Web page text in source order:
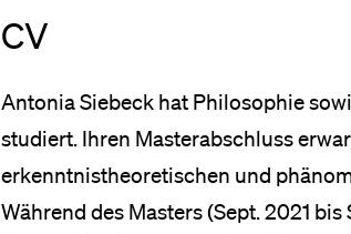
CV
Antonia Siebeck hat Philosophie
studiert. Ihren Masterabschluss
erkenntnistheoretischen und
Während des Masters (Sept. 2021